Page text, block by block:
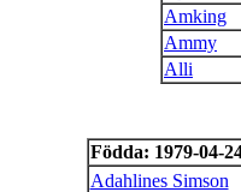
Amking
Ammy
Alli
Födda: 1979-04-
Adahlines Simson